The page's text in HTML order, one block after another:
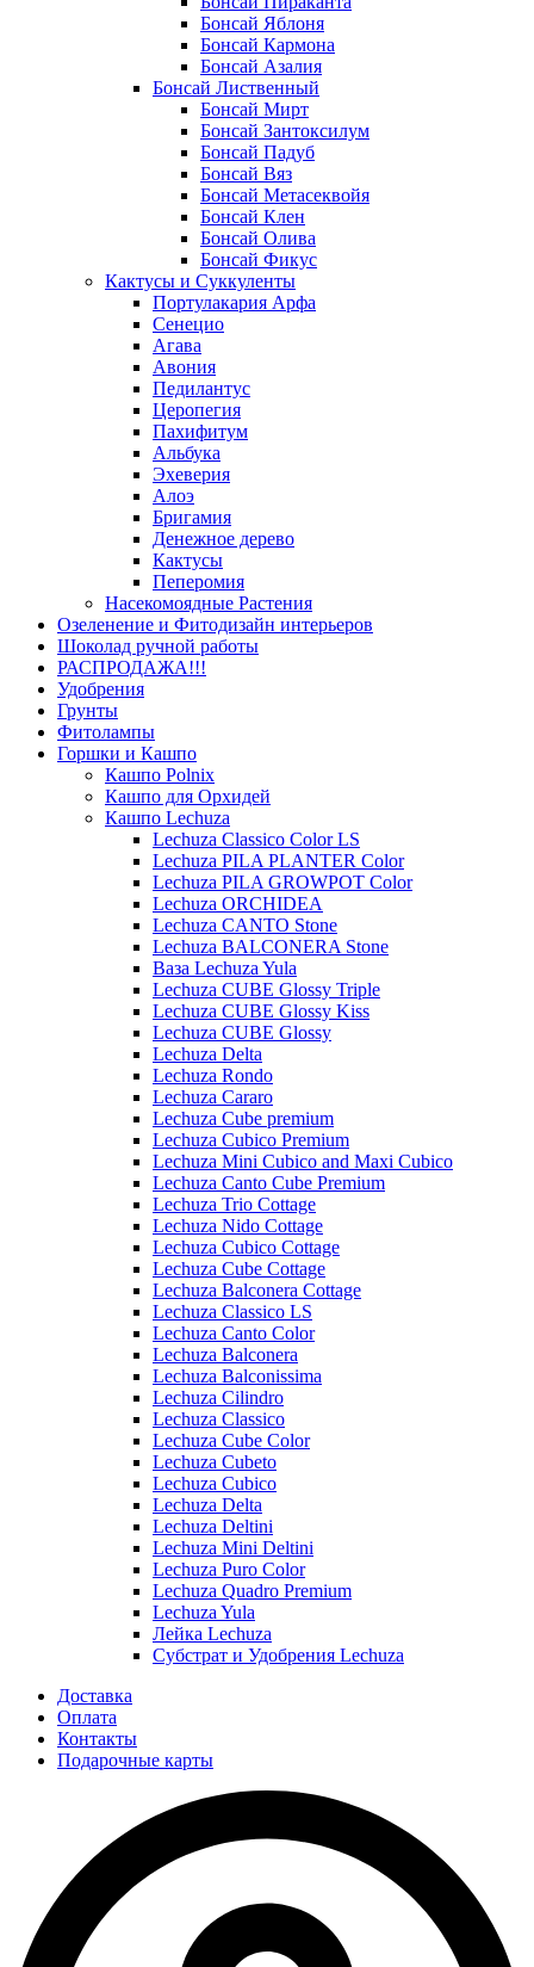
Бонсай Яблоня
Бонсай Кармона
Бонсай Азалия
Бонсай Лиственный
Бонсай Мирт
Бонсай Зантоксилум
Бонсай Падуб
Бонсай Вяз
Бонсай Метасеквойя
Бонсай Клен
Бонсай Олива
Бонсай Фикус
Кактусы и Суккуленты
Портулакария Арфа
Сенецио
Агава
Авония
Педилантус
Церопегия
Пахифитум
Альбука
Эхеверия
Алоэ
Бригамия
Денежное дерево
Кактусы
Пеперомия
Насекомоядные Растения
Озеленение и Фитодизайн интерьеров
Шоколад ручной работы
РАСПРОДАЖА!!!
Удобрения
Грунты
Фитолампы
Горшки и Кашпо
Кашпо Polnix
Кашпо для Орхидей
Кашпо Lechuza
Lechuza Classico Color LS
Lechuza PILA PLANTER Color
Lechuza PILA GROWPOT Color
Lechuza ORCHIDEA
Lechuza CANTO Stone
Lechuza BALCONERA Stone
Ваза Lechuza Yula
Lechuza CUBE Glossy Triple
Lechuza CUBE Glossy Kiss
Lechuza CUBE Glossy
Lechuza Delta
Lechuza Rondo
Lechuza Cararo
Lechuza Cube premium
Lechuza Cubico Premium
Lechuza Mini Cubico and Maxi Cubico
Lechuza Canto Cube Premium
Lechuza Trio Cottage
Lechuza Nido Cottage
Lechuza Cubico Cottage
Lechuza Cube Cottage
Lechuza Balconera Cottage
Lechuza Classico LS
Lechuza Canto Color
Lechuza Balconera
Lechuza Balconissima
Lechuza Cilindro
Lechuza Classico
Lechuza Cube Color
Lechuza Cubeto
Lechuza Cubico
Lechuza Delta
Lechuza Deltini
Lechuza Mini Deltini
Lechuza Puro Color
Lechuza Quadro Premium
Lechuza Yula
Лейка Lechuza
Субстрат и Удобрения Lechuza
Доставка
Оплата
Контакты
Подарочные карты